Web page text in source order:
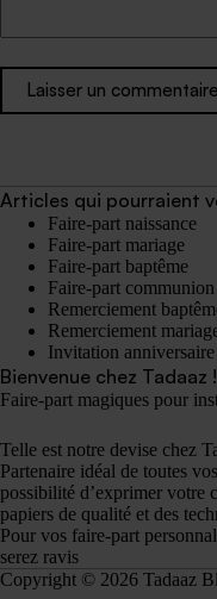
Laisser un commentaire
Articles qui pourraient
Faire-part naissance
Faire-part mariage
Faire-part baptême
Faire-part communion
Remerciement
Remerciement
Invitation anniversaire
Bienvenue chez Tadaaz !
Faire-part magiques pour
Telle est notre devise chez
Partenaire idéal de toutes
possibilité d’exprimer votre
papiers de qualité et des
Pour vos faire-part
serez ravis
Copyright © 2026 Tadaaz